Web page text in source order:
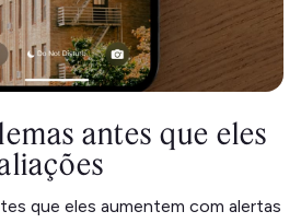
antes que eles
que eles aumentem com alertas